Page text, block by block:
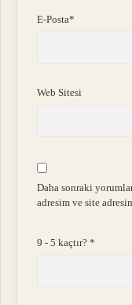
E-Posta*
Web Sitesi
Daha sonraki
adresim ve site
9 - 5 kaçtır?*